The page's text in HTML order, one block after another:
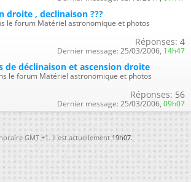
droite , declinaison ???
le forum Matériel astronomique et photos
Réponses: 4
Dernier message: 25/03/2006, 14h47
de déclinaison et ascension droite
le forum Matériel astronomique et photos
Réponses: 56
Dernier message: 25/03/2006, 09h07
GMT +1. Il est actuellement19h07.